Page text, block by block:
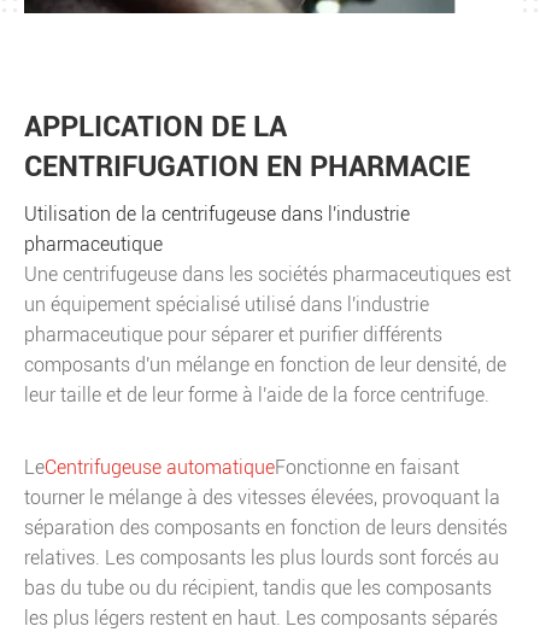
APPLICATION DE LA
CENTRIFUGATION EN PHARMACIE
Utilisation de la centrifugeuse dans l'industrie
pharmaceutique
Une centrifugeuse dans les sociétés pharmaceutiques est
un équipement spécialisé utilisé dans l'industrie
pharmaceutique pour séparer et purifier différents
composants d'un mélange en fonction de leur densité, de
leur taille et de leur forme à l'aide de la force centrifuge.
LeCentrifugeuse automatiqueFonctionne en faisant
tourner le mélange à des vitesses élevées, provoquant la
séparation des composants en fonction de leurs densités
relatives. Les composants les plus lourds sont forcés au
bas du tube ou du récipient, tandis que les composants
les plus légers restent en haut. Les composants séparés